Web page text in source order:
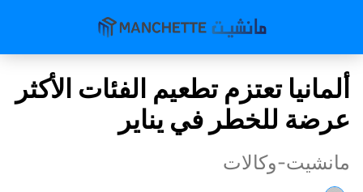
ألمانيا تعتزم تطعيم الفئات الأكثر
عرضة للخطر في يناير
مانشيت-وكالات